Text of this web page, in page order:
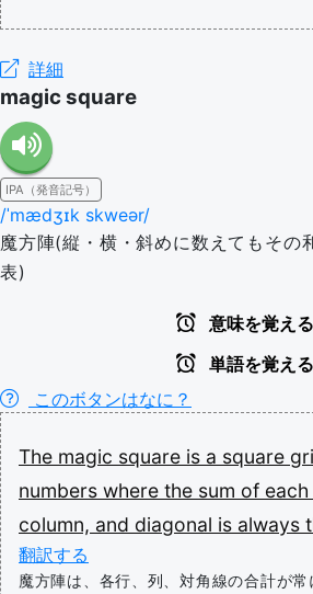
詳細
magic square
IPA（発音記号）
/ˈmædʒɪk skweər/
魔方陣(縦・横・斜めに数えてもその
表)
意味を覚える
単語を覚える
このボタンはなに？
The magic square is a square
numbers where the sum of each
column, and diagonal is always
翻訳する
魔方陣は、各行、列、対角線の合計が常